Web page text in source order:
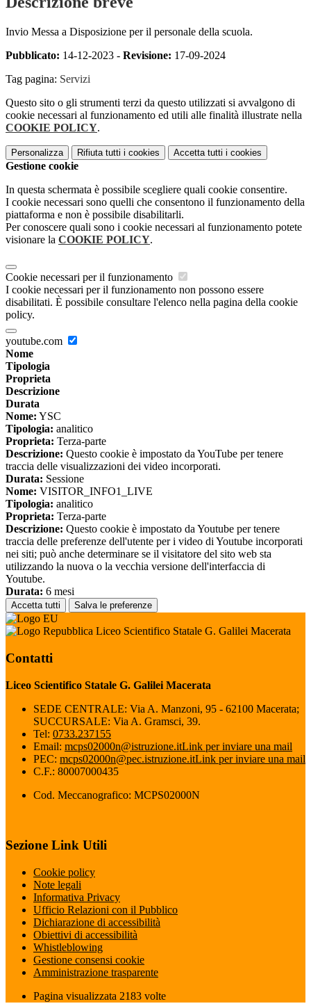
Invio Messa a Disposizione per il personale della scuola.
Pubblicato: 14-12-2023 - Revisione: 17-09-2024
Tag pagina: Servizi
Questo sito o gli strumenti terzi da questo utilizzati si avvalgono di
cookie necessari al funzionamento ed utili alle finalità illustrate nella
COOKIE POLICY.
Personalizza Rifiuta tutti i cookies Accetta tutti i cookies
Gestione cookie
In questa schermata è possibile scegliere quali cookie consentire.
I cookie necessari sono quelli che consentono il funzionamento della
piattaforma e non è possibile disabilitarli.
Per conoscere quali sono i cookie necessari al funzionamento potete
visionare la COOKIE POLICY.
Cookie necessari per il funzionamento
I cookie necessari per il funzionamento non possono essere
disabilitati. È possibile consultare l'elenco nella pagina della cookie
policy.
youtube.com
Nome
Tipologia
Proprieta
Descrizione
Durata
Nome: YSC
Tipologia: analitico
Proprieta: Terza-parte
Descrizione: Questo cookie è impostato da YouTube per tenere
traccia delle visualizzazioni dei video incorporati.
Durata: Sessione
Nome: VISITOR_INFO1_LIVE
Tipologia: analitico
Proprieta: Terza-parte
Descrizione: Questo cookie è impostato da Youtube per tenere
traccia delle preferenze dell'utente per i video di Youtube incorporati
nei siti; può anche determinare se il visitatore del sito web sta
utilizzando la nuova o la vecchia versione dell'interfaccia di
Youtube.
Durata: 6 mesi
Accetta tutti Salva le preferenze
Liceo Scientifico Statale G. Galilei Macerata
Contatti
Liceo Scientifico Statale G. Galilei Macerata
SEDE CENTRALE: Via A. Manzoni, 95 - 62100 Macerata;
SUCCURSALE: Via A. Gramsci, 39.
Tel: 0733.237155
Email: mcps02000n@istruzione.itLink per inviare una mail
PEC: mcps02000n@pec.istruzione.itLink per inviare una mail
C.F.: 80007000435
Cod. Meccanografico: MCPS02000N
Sezione Link Utili
Cookie policy
Note legali
Informativa Privacy
Ufficio Relazioni con il Pubblico
Dichiarazione di accessibilità
Obiettivi di accessibilità
Whistleblowing
Gestione consensi cookie
Amministrazione trasparente
Pagina visualizzata 2183 volte